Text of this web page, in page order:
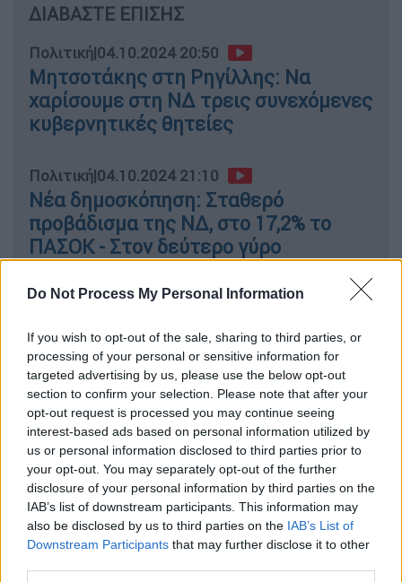
Do Not Process My Personal Information
If you wish to opt-out of the sale, sharing to third parties, or
processing of your personal or sensitive information for
targeted advertising by us, please use the below opt-out
section to confirm your selection. Please note that after your
opt-out request is processed you may continue seeing
interest-based ads based on personal information utilized by
us or personal information disclosed to third parties prior to
your opt-out. You may separately opt-out of the further
disclosure of your personal information by third parties on the
IAB’s list of downstream participants. This information may
also be disclosed by us to third parties on the IAB’s List of
Downstream Participants that may further disclose it to other
ΔΙΑΒΑΣΤΕ ΕΠΙΣΗΣ
Πολιτική|04.10.2024 20:50
Μητσοτάκης στη Ρηγίλλης: Να
χαρίσουμε στη ΝΔ τρεις συνεχόμενες
κυβερνητικές θητείες
Πολιτική|04.10.2024 21:10
Nέα δημοσκόπηση: Σταθερό
προβάδισμα της ΝΔ, στο 17,2% το
ΠΑΣΟΚ - Στον δεύτερο γύρο
Τι καταλογίζει το στρατόπεδο
Κασσελάκη στην πλειοψηφία της Κ.Ε.
Πέραν αυτών, το στρατόπεδοΚασσελάκη
κατηγορεί όλες τις υπόλοιπες πλευρές πως
προχωρούν σε απειλές διαγραφών όσων
στηρίζουν τον πρώην πρόεδρο, καθώς και
για προσπάθεια να επιβληθεί λογοκρισία στα
μέσα κοινωνικής δικτύωσης. Στελέχη που